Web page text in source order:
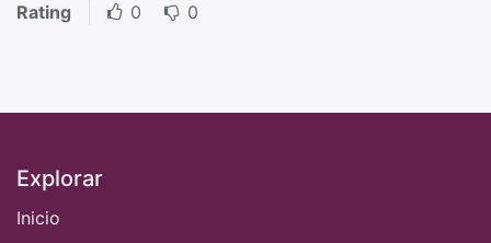
Rating 0 0
Explorar
Inicio